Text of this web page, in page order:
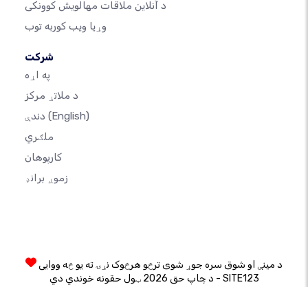
د آنلاین ملاقات مهالویش کوونکی
وړیا ویب کوربه توب
شرکت
په اړه
د ملاتړ مرکز
(English)
ملګري
کارپوهان
زموږ برانډ
د مینې او شوق سره جوړ شوی ترڅو هرڅوک نړۍ ته یو څه ووایی
د چاپ حق 2026 ټول حقونه خوندي دي - SITE123